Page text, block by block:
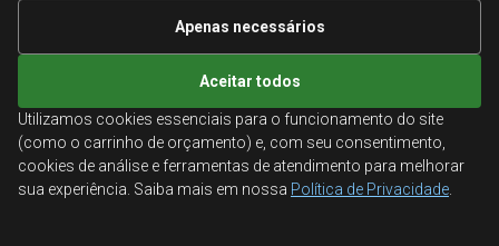
Informações Técnicas
ATENDIMENTO
Orçamentos corporativos, condições para empresas
e suporte especializado.
Apenas necessários
Aceitar todos
Utilizamos cookies essenciais para o funcionamento do site
(como o carrinho de orçamento) e, com seu consentimento,
cookies de análise e ferramentas de atendimento para melhorar
sua experiência. Saiba mais em nossa Política de Privacidade